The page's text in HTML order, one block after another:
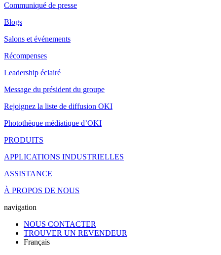
Communiqué de presse
Blogs
Salons et événements
Récompenses
Leadership éclairé
Message du président du groupe
Rejoignez la liste de diffusion OKI
Photothèque médiatique d’OKI
PRODUITS
APPLICATIONS INDUSTRIELLES
ASSISTANCE
À PROPOS DE NOUS
navigation
NOUS CONTACTER
TROUVER UN REVENDEUR
Français